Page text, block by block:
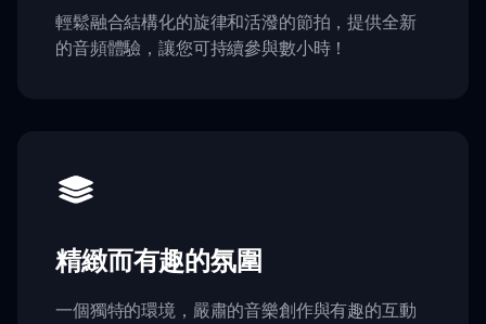
輕鬆融合結構化的旋律和活潑的節拍，提供全新
的音頻體驗，讓您可持續參與數小時！
精緻而有趣的氛圍
一個獨特的環境，嚴肅的音樂創作與有趣的互動